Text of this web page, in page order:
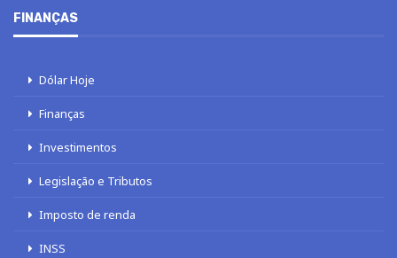
FINANÇAS
Dólar Hoje
Finanças
Investimentos
Legislação e Tributos
Imposto de renda
INSS